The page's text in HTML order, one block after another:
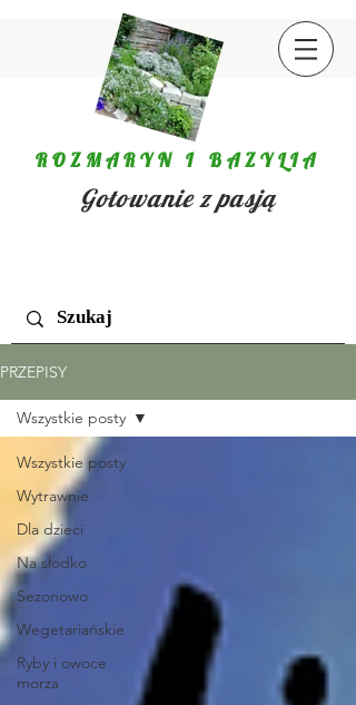
ROZMARYN I BAZYLIA
Gotowanie z pasją
PRZEPISY
Wszystkie posty
Wytrawnie
Dla dzieci
Na słodko
Sezonowo
Wegetariańskie
Ryby i owoce
morza
Wszystkie posty